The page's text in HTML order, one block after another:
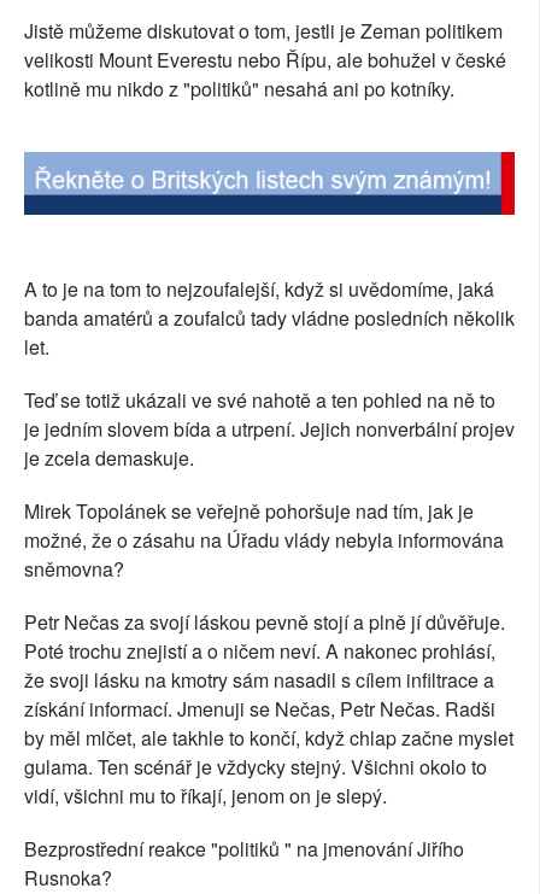
Jistě můžeme diskutovat o tom, jestli je Zeman politikem
velikosti Mount Everestu nebo Řípu, ale bohužel v české
kotlině mu nikdo z "politiků" nesahá ani po kotníky.
A to je na tom to nejzoufalejší, když si uvědomíme, jaká
banda amatérů a zoufalců tady vládne posledních několik
let.
Teď se totiž ukázali ve své nahotě a ten pohled na ně to
je jedním slovem bída a utrpení. Jejich nonverbální projev
je zcela demaskuje.
Mirek Topolánek se veřejně pohoršuje nad tím, jak je
možné, že o zásahu na Úřadu vlády nebyla informována
sněmovna?
Petr Nečas za svojí láskou pevně stojí a plně jí důvěřuje.
Poté trochu znejistí a o ničem neví. A nakonec prohlásí,
že svoji lásku na kmotry sám nasadil s cílem infiltrace a
získání informací. Jmenuji se Nečas, Petr Nečas. Radši
by měl mlčet, ale takhle to končí, když chlap začne myslet
gulama. Ten scénář je vždycky stejný. Všichni okolo to
vidí, všichni mu to říkají, jenom on je slepý.
Bezprostřední reakce "politiků " na jmenování Jiřího
Rusnoka?